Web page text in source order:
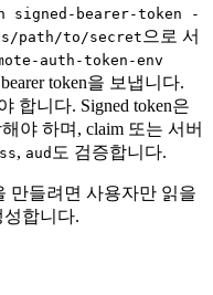
signed-bearer-token -
path/to/secret 으로 서
auth-token-env
token을 보냅니다.
합니다. Signed token은
야 하며, claim 또는 서버
, aud 도 검증합니다.
만들려면 사용자만 읽을
성합니다.